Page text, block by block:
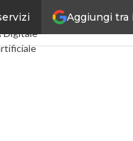
Aggiungi tra
Telco
Digitale